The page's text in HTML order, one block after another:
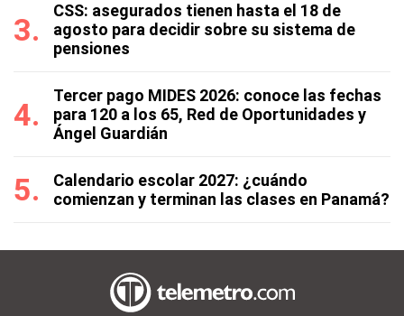
CSS: asegurados tienen hasta el 18 de
agosto para decidir sobre su sistema de
pensiones
Tercer pago MIDES 2026: conoce las fechas
para 120 a los 65, Red de Oportunidades y
Ángel Guardián
Calendario escolar 2027: ¿cuándo
comienzan y terminan las clases en Panamá?